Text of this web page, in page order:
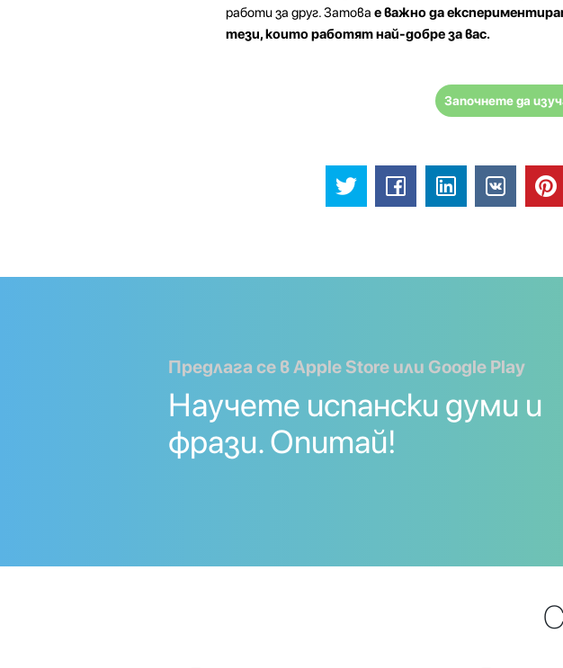
работи за друг. Затова е важно да
тези, които работят най-добре за вас.
Започнете да
Предлага се в Apple Store или Google Play
Научете испански думи и
фрази. Опитай!